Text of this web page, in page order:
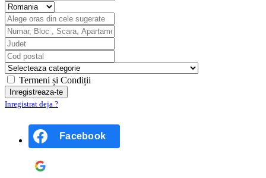
Termeni și Condiții
Inregistrat deja ?
Facebook